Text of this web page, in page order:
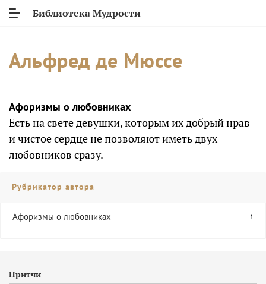
Библиотека Мудрости
Альфред де Мюссе
Афоризмы о любовниках
Есть на свете девушки, которым их добрый нрав
и чистое сердце не позволяют иметь двух
любовников сразу.
Рубрикатор автора
Афоризмы о любовниках 1
Притчи